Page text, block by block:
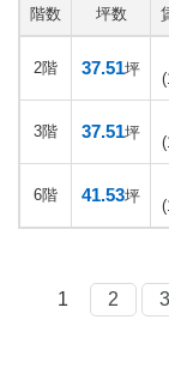
階数 坪数
2階 37.51坪
3階 37.51坪
6階 41.53坪
1 2 3